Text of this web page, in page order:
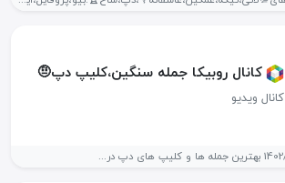
کانال روبیکا جمله سنگین،کلیپ دپ🤨
کانال ویدیو